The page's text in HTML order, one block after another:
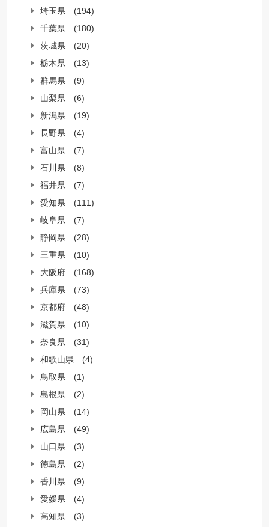
埼玉県
(194)
千葉県
(180)
茨城県
(20)
栃木県
(13)
群馬県
(9)
山梨県
(6)
新潟県
(19)
長野県
(4)
富山県
(7)
石川県
(8)
福井県
(7)
愛知県
(111)
岐阜県
(7)
静岡県
(28)
三重県
(10)
大阪府
(168)
兵庫県
(73)
京都府
(48)
滋賀県
(10)
奈良県
(31)
和歌山県
(4)
鳥取県
(1)
島根県
(2)
岡山県
(14)
広島県
(49)
山口県
(3)
徳島県
(2)
香川県
(9)
愛媛県
(4)
高知県
(3)